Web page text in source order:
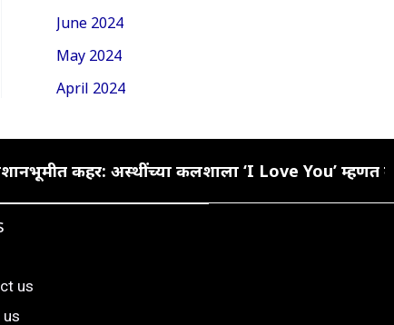
June 2024
May 2024
April 2024
कहर: अस्थींच्या कलशाला ‘I Love You’ म्हणत
us